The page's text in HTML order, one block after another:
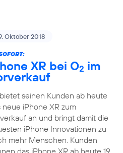
Oktober 2018
XR bei O2 im
seinen Kunden ab heute
neue iPhone XR zum
an und bringt damit die
iPhone Innovationen zu
mehr Menschen. Kunden
das iPhone XR ab heute 19.